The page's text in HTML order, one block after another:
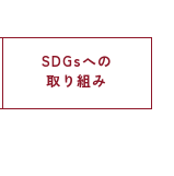
SDGsへの
取り組み